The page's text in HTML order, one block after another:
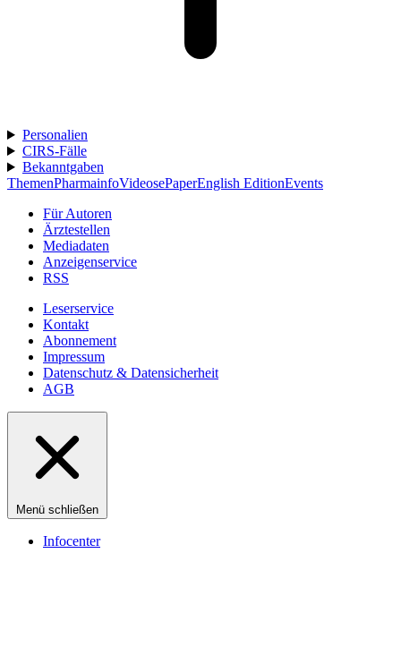
Personalien
CIRS-Fälle
Bekanntgaben
ThemenPharmainfoVideosePaperEnglish EditionEvents
Für Autoren
Ärztestellen
Mediadaten
Anzeigenservice
RSS
Leserservice
Kontakt
Abonnement
Impressum
Datenschutz & Datensicherheit
AGB
Menü schließen
Infocenter